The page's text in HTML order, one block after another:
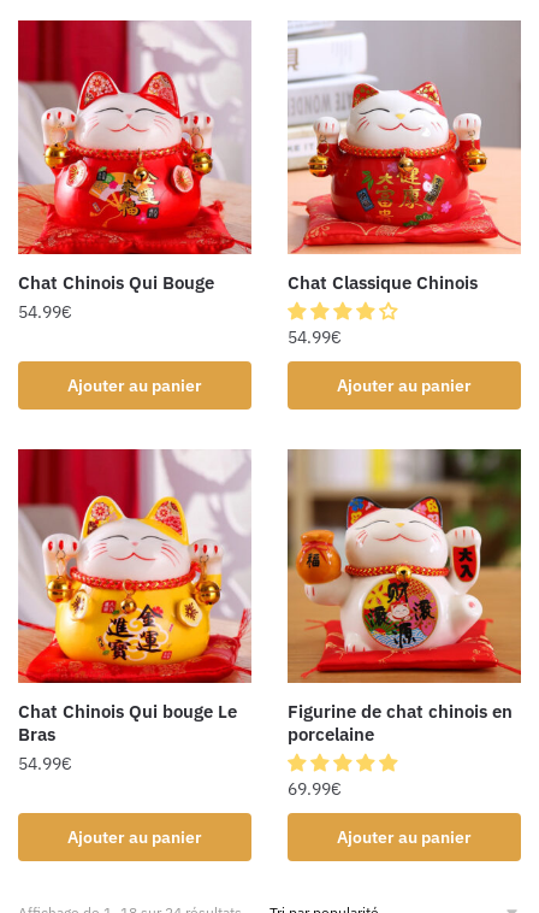
Chat Chinois Qui Bouge
54.99€
Ajouter au panier
Chat Classique Chinois
54.99€
Ajouter au panier
Chat Chinois Qui bouge Le
Bras
54.99€
Ajouter au panier
Figurine de chat chinois en
porcelaine
69.99€
Ajouter au panier